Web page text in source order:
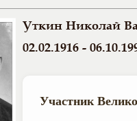
Уткин Николай
02.02.1916 -
Участник